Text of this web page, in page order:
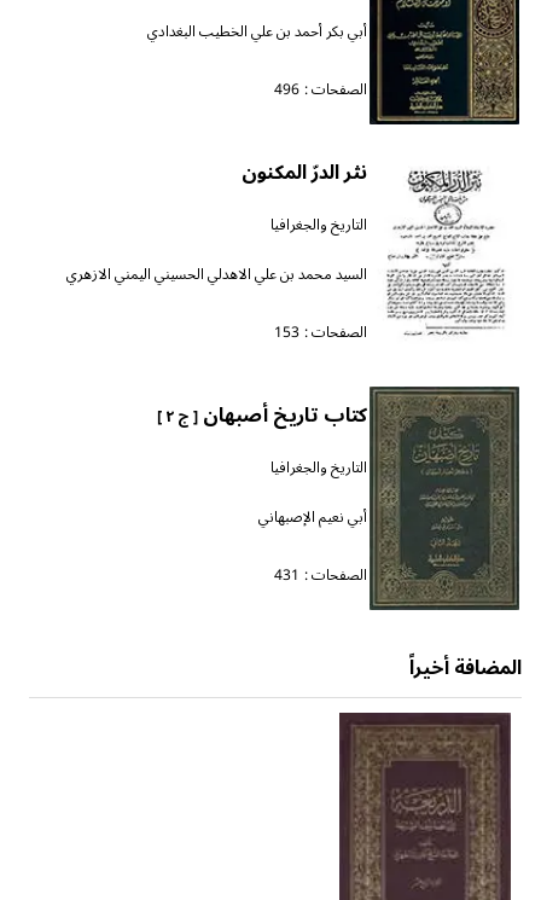
أبي بكر أحمد بن علي الخطيب البغدادي
الصفحات : 496
نثر الدرّ المكنون
التاريخ والجغرافيا
السيد محمد بن علي الاهدلي الحسيني اليمني الازهري
الصفحات : 153
كتاب تاريخ أصبهان[ ج ٢ ]
التاريخ والجغرافيا
أبي نعيم الإصبهاني
الصفحات : 431
المضافة أخيراً